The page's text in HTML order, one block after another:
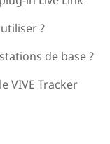
?
de base ?
VIVE Tracker